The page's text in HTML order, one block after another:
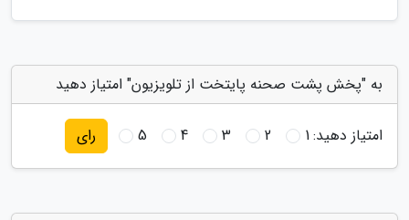
به "پخش پشت صحنه پایتخت از تلویزیون" امتیاز دهید
امتیاز دهید:1
2
3
4
5 رای